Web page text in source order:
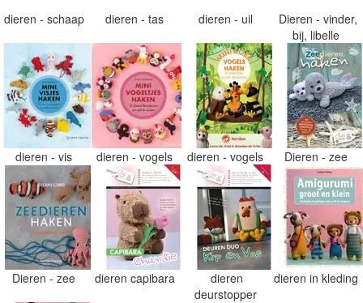
dieren - schaap dieren - tas dieren - uil
Dieren - vinder,
bij, libelle
dieren - vis dieren - vogels dieren - vogels Dieren - zee
Dieren - zee dieren capibara
dieren
deurstopper
dieren in kleding